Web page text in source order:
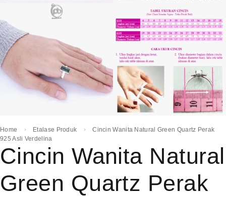
Home Etalase Produk
Cincin Wanita Natural Green Quartz Perak
925 Asli Verdelina
Cincin Wanita Natural
Green Quartz Perak